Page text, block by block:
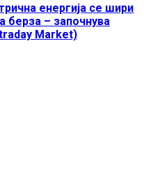
енергија се шири
берза – започнува
Market)